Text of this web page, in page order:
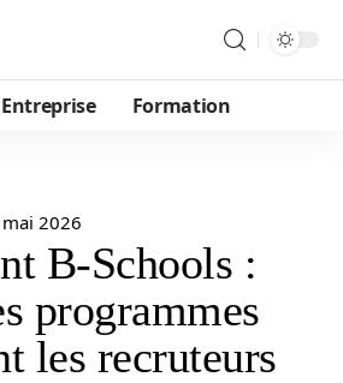
Entreprise Formation
2026
B-Schools :
programmes
les recruteurs